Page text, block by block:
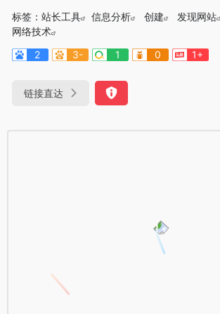
标签： 站长工具 信息分析 创建 发现网站
网络技术
2
3- 1 0 1+
链接直达